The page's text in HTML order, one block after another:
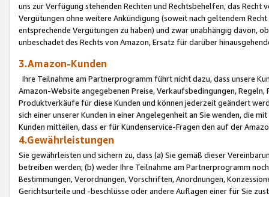
uns zur Verfügung stehenden Rechten und Rechtsbehelfen, das
Vergütungen ohne weitere Ankündigung (soweit nach geltendem
entsprechende Vergütungen zu haben) und zwar unabhängig davon,
unbeschadet des Rechts von Amazon, Ersatz für darüber
3.Amazon-Kunden
Ihre Teilnahme am Partnerprogramm führt nicht dazu, dass unsere
Amazon-Website angegebenen Preise, Verkaufsbedingungen,
Produktverkäufe für diese Kunden und können jederzeit geändert
sich einer unserer Kunden in einer Angelegenheit an Sie wenden, die
Kunden mitteilen, dass er für Kundenservice-Fragen den auf der
4.Gewährleistungen
Sie gewährleisten und sichern zu, dass (a) Sie gemäß dieser
betreiben werden; (b) weder Ihre Teilnahme am Partnerprogramm
Bestimmungen, Verordnungen, Vorschriften, Anordnungen,
Gerichtsurteile und -beschlüsse oder andere Auflagen einer für Sie